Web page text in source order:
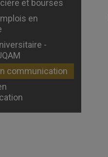
et bourses
en
-
communication